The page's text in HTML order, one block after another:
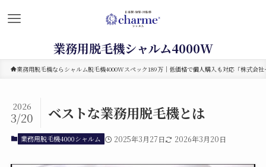
業務用脱毛機シャルム4000W
業務用脱毛機ならシャルム脱毛機4000Wスペック189万｜低価格で個人購入も対応「株式会
ベストな業務用脱毛機とは
2026
3/20
業務用脱毛機4000シャルム 2025年3月27日 2026年3月20日